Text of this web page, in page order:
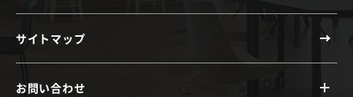
サイトマップ
お問い合わせ